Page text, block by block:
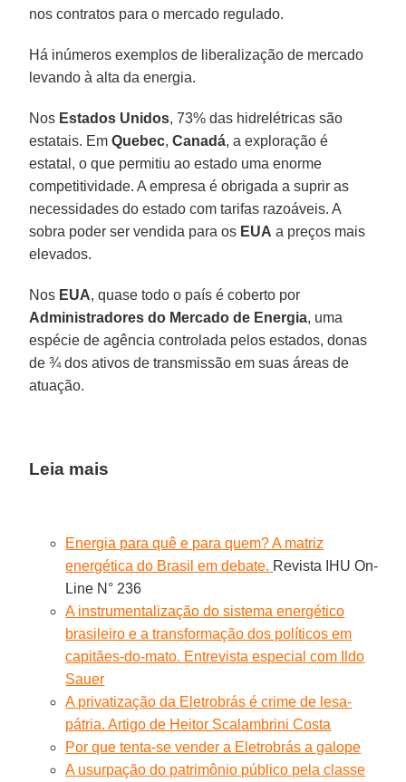
nos contratos para o mercado regulado.
Há inúmeros exemplos de liberalização de mercado
levando à alta da energia.
Nos Estados Unidos, 73% das hidrelétricas são
estatais. EmQuebec,Canadá, a exploração é
estatal, o que permitiu ao estado uma enorme
competitividade. A empresa é obrigada a suprir as
necessidades do estado com tarifas razoáveis. A
sobra poder ser vendida para os EUA a preços mais
elevados.
Nos EUA, quase todo o país é coberto por
Administradores do Mercado de Energia, uma
espécie de agência controlada pelos estados, donas
de ¾ dos ativos de transmissão em suas áreas de
atuação.
Leia mais
Energia para quê e para quem? A matriz
energética do Brasil em debate. Revista IHU On-
Line N° 236
A instrumentalização do sistema energético
brasileiro e a transformação dos políticos em
capitães-do-mato. Entrevista especial com Ildo
Sauer
A privatização da Eletrobrás é crime de lesa-
pátria. Artigo de Heitor Scalambrini Costa
Por que tenta-se vender a Eletrobrás a galope
A usurpação do patrimônio público pela classe